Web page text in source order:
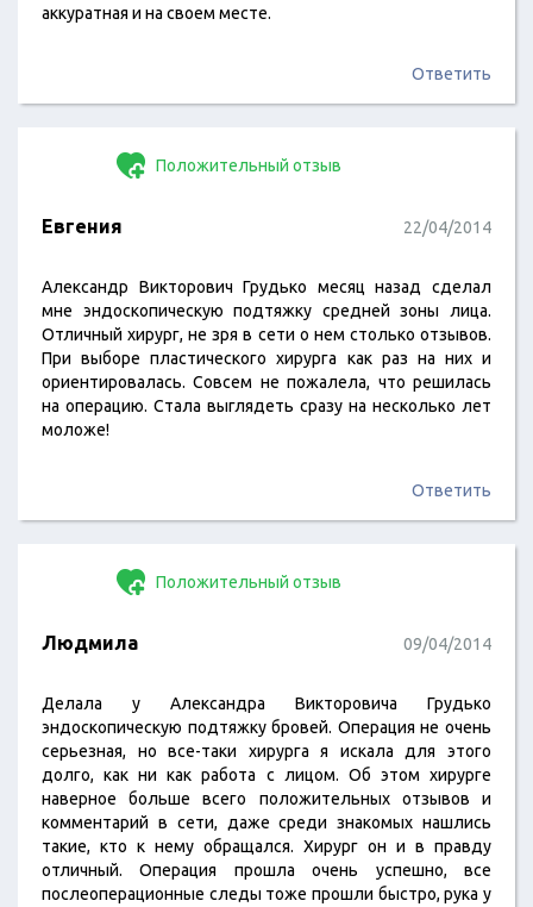
аккуратная и на своем месте.
Ответить
Положительный отзыв
Евгения 22/04/2014
Александр Викторович Грудько месяц назад сделал
мне эндоскопическую подтяжку средней зоны лица.
Отличный хирург, не зря в сети о нем столько отзывов.
При выборе пластического хирурга как раз на них и
ориентировалась. Совсем не пожалела, что решилась
на операцию. Стала выглядеть сразу на несколько лет
моложе!
Ответить
Положительный отзыв
Людмила 09/04/2014
Делала у Александра Викторовича Грудько
эндоскопическую подтяжку бровей. Операция не очень
серьезная, но все-таки хирурга я искала для этого
долго, как ни как работа с лицом. Об этом хирурге
наверное больше всего положительных отзывов и
комментарий в сети, даже среди знакомых нашлись
такие, кто к нему обращался. Хирург он и в правду
отличный. Операция прошла очень успешно, все
послеоперационные следы тоже прошли быстро, рука у